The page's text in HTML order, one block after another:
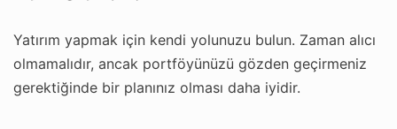
Yatırım yapmak için kendi yolunuzu bulun. Zaman alıcı
olmamalıdır, ancak portföyünüzü gözden geçirmeniz
gerektiğinde bir planınız olması daha iyidir.